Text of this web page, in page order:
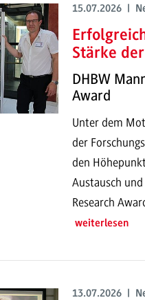
15.07.2026 |
Stärke
DHBW
Award
Unter dem
der
den
Austausch
Research
weiterlesen
13.07.2026 |